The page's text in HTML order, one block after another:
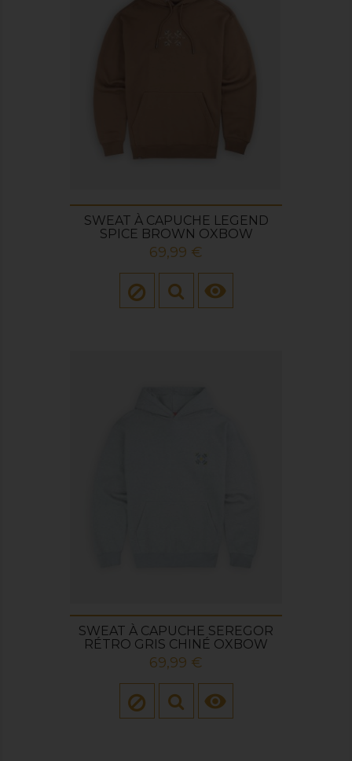
SWEAT À CAPUCHE LEGEND
SPICE BROWN OXBOW
Prix
69,99 €

SWEAT À CAPUCHE SEREGOR
RÉTRO GRIS CHINÉ OXBOW
Prix
69,99 €
